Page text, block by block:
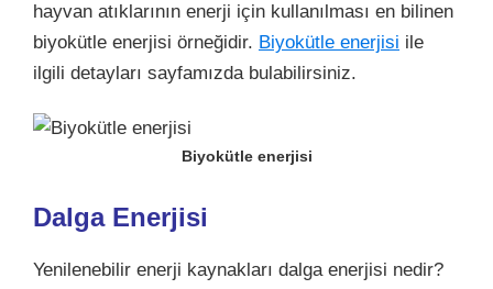
hayvan atıklarının enerji için kullanılması en bilinen
biyokütle enerjisi örneğidir. Biyokütle enerjisi ile
ilgili detayları sayfamızda bulabilirsiniz.
Biyokütle enerjisi
Dalga Enerjisi
Yenilenebilir enerji kaynakları dalga enerjisi nedir?